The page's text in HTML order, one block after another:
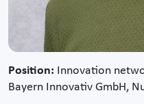
Position: Innovation
Bayern Innovativ GmbH,